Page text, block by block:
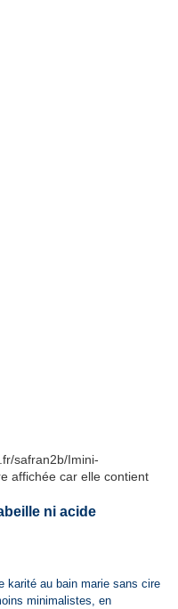
ni acide
karité au bain marie sans cire
minimalistes, en